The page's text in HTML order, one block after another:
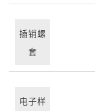
插销螺
套
电子样